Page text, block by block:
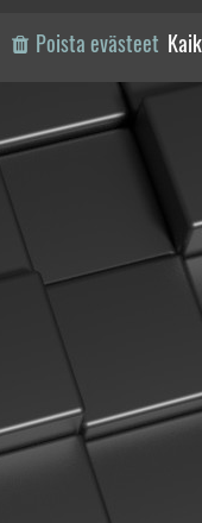
Poista evästeet